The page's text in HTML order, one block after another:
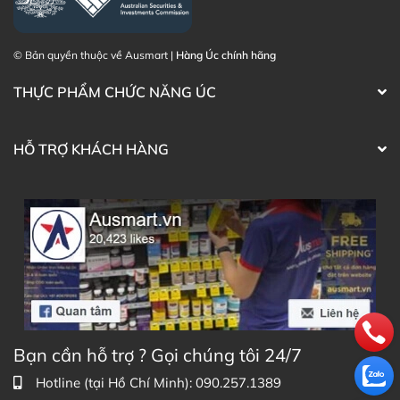
© Bản quyền thuộc về Ausmart | Hàng Úc chính hãng
THỰC PHẨM CHỨC NĂNG ÚC
HỖ TRỢ KHÁCH HÀNG
Bạn cần hỗ trợ ? Gọi chúng tôi 24/7
Hotline (tại Hồ Chí Minh): 090.257.1389